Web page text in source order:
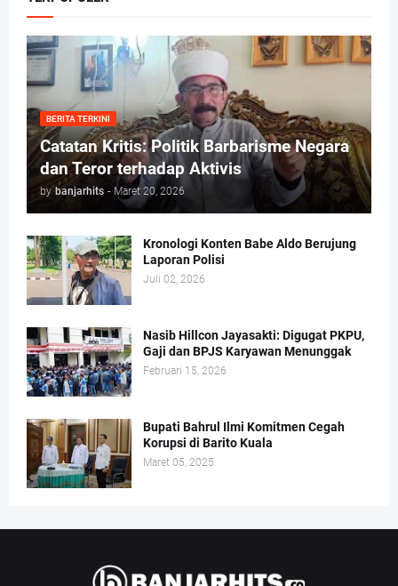
BERITA TERKINI
Catatan Kritis: Politik Barbarisme Negara
dan Teror terhadap Aktivis
by banjarhits - Maret 20, 2026
Kronologi Konten Babe Aldo Berujung
Laporan Polisi
Juli 02, 2026
Nasib Hillcon Jayasakti: Digugat PKPU,
Gaji dan BPJS Karyawan Menunggak
Februari 15, 2026
Bupati Bahrul Ilmi Komitmen Cegah
Korupsi di Barito Kuala
Maret 05, 2025